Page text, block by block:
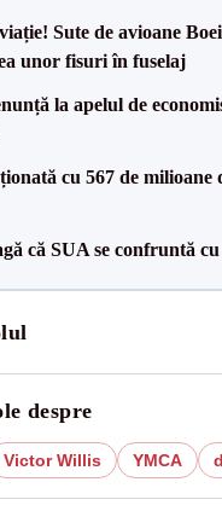
Sute de avioane
unor fisuri în fuselaj
la apelul de
cu 567 de
că SUA se confruntă
despre
Victor Willis YMCA